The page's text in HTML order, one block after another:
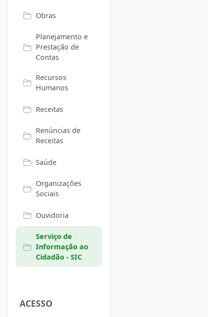
Obras
Planejamento e
Prestação de
Contas
Recursos
Humanos
Receitas
Renúncias de
Receitas
Saúde
Organizações
Sociais
Ouvidoria
Serviço de
Informação ao
Cidadão - SIC
ACESSO